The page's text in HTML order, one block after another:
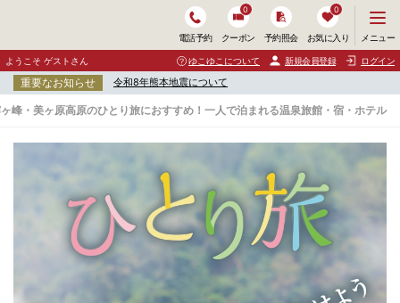
電話予約 クーポン
0
予約照会 お気に入り
0
ニ
ュ
ー
開
く
メニュー
ようこそ ゲストさん ゆこゆこについて 新規会員登録 ログイン
重要なお知らせ 令和8年熊本地震について
峰・美ヶ原高原のひとり旅におすすめ！一人で泊まれる温泉旅館・宿・ホテル
霧